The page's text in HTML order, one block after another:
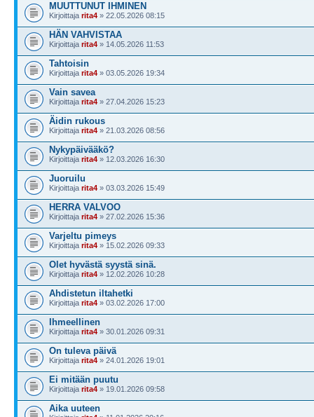
MUUTTUNUT IHMINEN
Kirjoittaja rita4 » 22.05.2026 08:15
HÄN VAHVISTAA
Kirjoittaja rita4 » 14.05.2026 11:53
Tahtoisin
Kirjoittaja rita4 » 03.05.2026 19:34
Vain savea
Kirjoittaja rita4 » 27.04.2026 15:23
Äidin rukous
Kirjoittaja rita4 » 21.03.2026 08:56
Nykypäivääkö?
Kirjoittaja rita4 » 12.03.2026 16:30
Juoruilu
Kirjoittaja rita4 » 03.03.2026 15:49
HERRA VALVOO
Kirjoittaja rita4 » 27.02.2026 15:36
Varjeltu pimeys
Kirjoittaja rita4 » 15.02.2026 09:33
Olet hyvästä syystä sinä.
Kirjoittaja rita4 » 12.02.2026 10:28
Ahdistetun iltahetki
Kirjoittaja rita4 » 03.02.2026 17:00
Ihmeellinen
Kirjoittaja rita4 » 30.01.2026 09:31
On tuleva päivä
Kirjoittaja rita4 » 24.01.2026 19:01
Ei mitään puutu
Kirjoittaja rita4 » 19.01.2026 09:58
Aika uuteen